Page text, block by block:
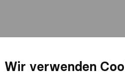
Wir verwenden